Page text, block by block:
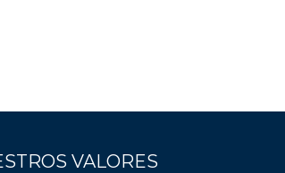
VALORES